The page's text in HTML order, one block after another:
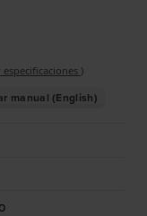
especificaciones )
manual (English)